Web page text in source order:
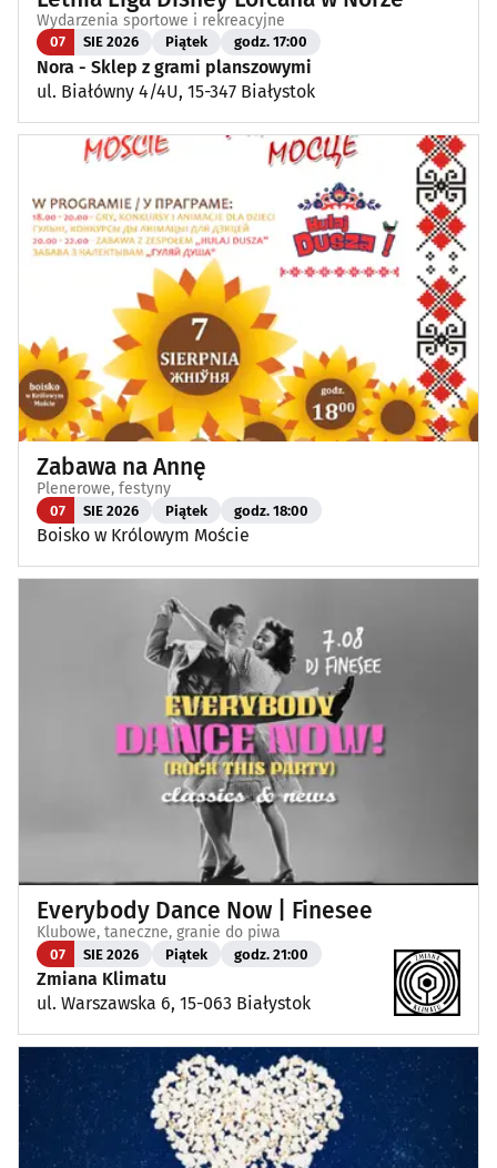
Wydarzenia sportowe i rekreacyjne
07 SIE 2026 Piątek godz. 17:00
Nora - Sklep z grami planszowymi
ul. Białówny 4/4U, 15-347 Białystok
Zabawa na Annę
Plenerowe, festyny
07 SIE 2026 Piątek godz. 18:00
Boisko w Królowym Moście
Everybody Dance Now | Finesee
Klubowe, taneczne, granie do piwa
07 SIE 2026 Piątek godz. 21:00
Zmiana Klimatu
ul. Warszawska 6, 15-063 Białystok